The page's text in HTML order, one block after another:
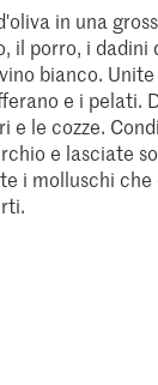
in una
il porro, i
bianco.
e i pelati.
e le cozze.
e lasciate
i molluschi